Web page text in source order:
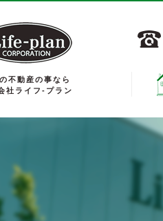
不動産の事なら
社ライフ-プラン